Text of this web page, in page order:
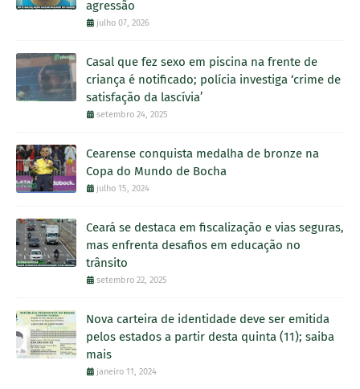
agressão
julho 07, 2026
Casal que fez sexo em piscina na frente de
criança é notificado; polícia investiga ‘crime de
satisfação da lascívia’
setembro 24, 2025
Cearense conquista medalha de bronze na
Copa do Mundo de Bocha
julho 15, 2024
Ceará se destaca em fiscalização e vias seguras,
mas enfrenta desafios em educação no
trânsito
setembro 22, 2025
Nova carteira de identidade deve ser emitida
pelos estados a partir desta quinta (11); saiba
mais
janeiro 11, 2024